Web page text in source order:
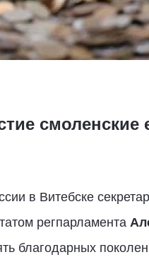
смоленские
в Витебске
регпарламента
благодарных